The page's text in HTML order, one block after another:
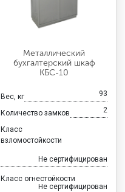
Металлический
бухгалтерский шкаф
КБС-10
Вес, кг 93
Количество замков 2
Класс
взломостойкости
Не сертифицирован
Класс огнестойкости
Не сертифицирован